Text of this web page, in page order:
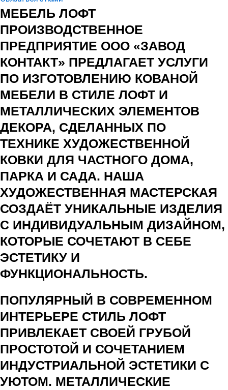
МЕБЕЛЬ ЛОФТ
ПРОИЗВОДСТВЕННОЕ
ПРЕДПРИЯТИЕ ООО «ЗАВОД
КОНТАКТ» ПРЕДЛАГАЕТ УСЛУГИ
ПО ИЗГОТОВЛЕНИЮ КОВАНОЙ
МЕБЕЛИ В СТИЛЕ ЛОФТ И
МЕТАЛЛИЧЕСКИХ ЭЛЕМЕНТОВ
ДЕКОРА, СДЕЛАННЫХ ПО
ТЕХНИКЕ ХУДОЖЕСТВЕННОЙ
КОВКИ ДЛЯ ЧАСТНОГО ДОМА,
ПАРКА И САДА. НАША
ХУДОЖЕСТВЕННАЯ МАСТЕРСКАЯ
СОЗДАЁТ УНИКАЛЬНЫЕ ИЗДЕЛИЯ
С ИНДИВИДУАЛЬНЫМ ДИЗАЙНОМ,
КОТОРЫЕ СОЧЕТАЮТ В СЕБЕ
ЭСТЕТИКУ И
ФУНКЦИОНАЛЬНОСТЬ.
ПОПУЛЯРНЫЙ В СОВРЕМЕННОМ
ИНТЕРЬЕРЕ СТИЛЬ ЛОФТ
ПРИВЛЕКАЕТ СВОЕЙ ГРУБОЙ
ПРОСТОТОЙ И СОЧЕТАНИЕМ
ИНДУСТРИАЛЬНОЙ ЭСТЕТИКИ С
УЮТОМ. МЕТАЛЛИЧЕСКИЕ